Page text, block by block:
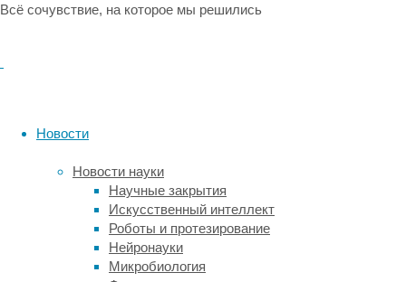
Всё сочувствие, на которое мы решились
Новости
Новости науки
Научные закрытия
Искусственный интеллект
Роботы и протезирование
Нейронауки
Микробиология
дополнительных
производится
оперативно,
чего
используются
облачные
технологии.